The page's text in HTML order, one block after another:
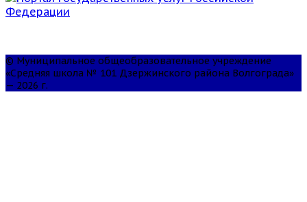
© Муниципальное общеобразовательное учреждение
«Средняя школа № 101 Дзержинского района Волгограда»
— 2026 г.